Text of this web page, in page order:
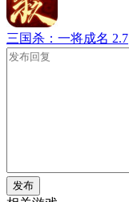
三国杀：一将成名 2.7
发布